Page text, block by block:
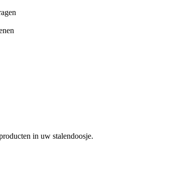
in uw stalendoosje.